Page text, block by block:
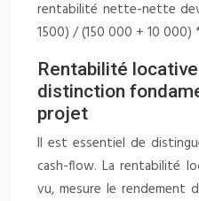
rentabilité nette-nette
1500) / (150 000 + 10 000)
Rentabilité
distinction
projet
Il est essentiel de
cash-flow. La rentabilité
vu, mesure le rendement